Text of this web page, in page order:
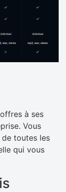
à ses
Vous
toutes les
qui vous